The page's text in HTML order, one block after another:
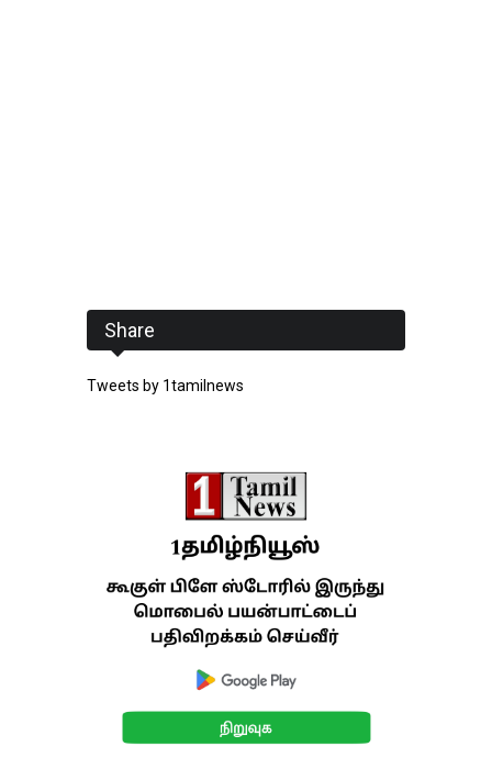
Share
Tweets by 1tamilnews